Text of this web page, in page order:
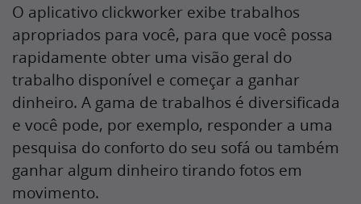
O aplicativo clickworker exibe trabalhos
apropriados para você, para que você possa
rapidamente obter uma visão geral do
trabalho disponível e começar a ganhar
dinheiro. A gama de trabalhos é diversificada
e você pode, por exemplo, responder a uma
pesquisa do conforto do seu sofá ou também
ganhar algum dinheiro tirando fotos em
movimento.